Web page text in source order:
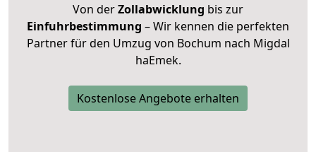
Von derZollabwicklung bis zur
Einfuhrbestimmung – Wir kennen die perfekten
Partner für den Umzug von Bochum nach Migdal
haEmek.
Kostenlose Angebote erhalten